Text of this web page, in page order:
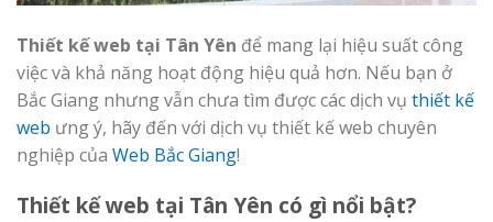
Thiết kế web tại Tân Yên để mang lại hiệu suất công
việc và khả năng hoạt động hiệu quả hơn. Nếu bạn ở
Bắc Giang nhưng vẫn chưa tìm được các dịch vụ thiết kế
web ưng ý, hãy đến với dịch vụ thiết kế web chuyên
nghiệp của Web Bắc Giang!
Thiết kế web tại Tân Yên có gì nổi bật?